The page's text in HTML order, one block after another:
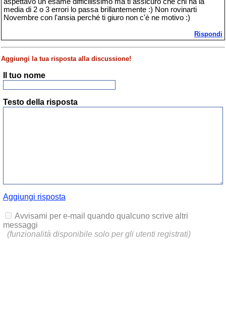
media di 2 o 3 errori lo passa brillantemente :) Non rovinarti
Novembre con l'ansia perché ti giuro non c'è ne motivo :)
Rispondi
Aggiungi la tua risposta alla discussione!
Il tuo nome
Testo della risposta
Aggiungi risposta
Avvisami per e-mail quando qualcuno scrive altri
messaggi
(funzionalità disponibile solo per gli utenti registrati)